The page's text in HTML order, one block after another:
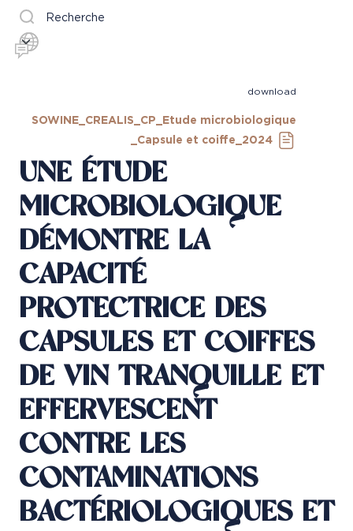
Recherche
download
SOWINE_CREALIS_CP_Etude microbiologique
_Capsule et coiffe_2024
UNE ÉTUDE
MICROBIOLOGIQUE
DÉMONTRE LA
CAPACITÉ
PROTECTRICE DES
CAPSULES ET COIFFES
DE VIN TRANQUILLE ET
EFFERVESCENT
CONTRE LES
CONTAMINATIONS
BACTÉRIOLOGIQUES ET